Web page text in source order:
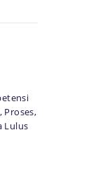
Proses,
Lulus